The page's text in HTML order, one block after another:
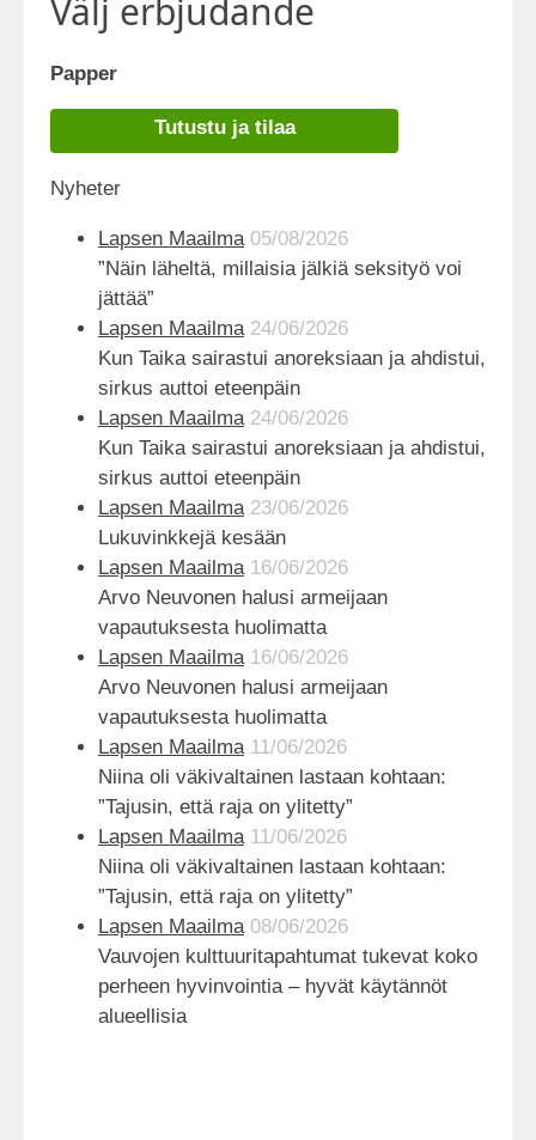
Välj erbjudande
Papper
Tutustu ja tilaa
Nyheter
Lapsen Maailma 05/08/2026
”Näin läheltä, millaisia jälkiä seksityö voi
jättää”
Lapsen Maailma 24/06/2026
Kun Taika sairastui anoreksiaan ja ahdistui,
sirkus auttoi eteenpäin
Lapsen Maailma 24/06/2026
Kun Taika sairastui anoreksiaan ja ahdistui,
sirkus auttoi eteenpäin
Lapsen Maailma 23/06/2026
Lukuvinkkejä kesään
Lapsen Maailma 16/06/2026
Arvo Neuvonen halusi armeijaan
vapautuksesta huolimatta
Lapsen Maailma 16/06/2026
Arvo Neuvonen halusi armeijaan
vapautuksesta huolimatta
Lapsen Maailma 11/06/2026
Niina oli väkivaltainen lastaan kohtaan:
”Tajusin, että raja on ylitetty”
Lapsen Maailma 11/06/2026
Niina oli väkivaltainen lastaan kohtaan:
”Tajusin, että raja on ylitetty”
Lapsen Maailma 08/06/2026
Vauvojen kulttuuritapahtumat tukevat koko
perheen hyvinvointia – hyvät käytännöt
alueellisia